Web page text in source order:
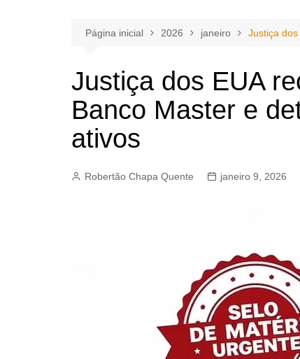
Página inicial 2026 janeiro Justiça
Justiça dos EUA
Banco Master e
ativos
Robertão Chapa Quente janeiro 9, 2026